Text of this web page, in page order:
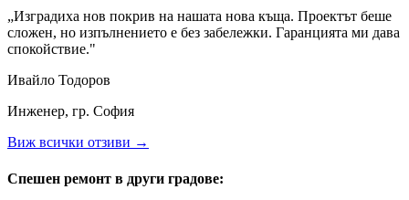
„Изградиха нов покрив на нашата нова къща. Проектът беше
сложен, но изпълнението е без забележки. Гаранцията ми дава
спокойствие."
Ивайло Тодоров
Инженер, гр. София
Виж всички отзиви →
Спешен ремонт в други градове: